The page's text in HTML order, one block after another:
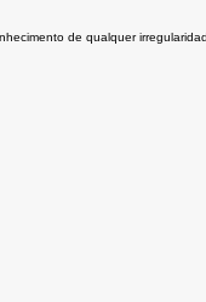
de qualquer